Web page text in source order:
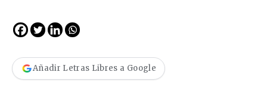
Añadir Letras Libres a Google